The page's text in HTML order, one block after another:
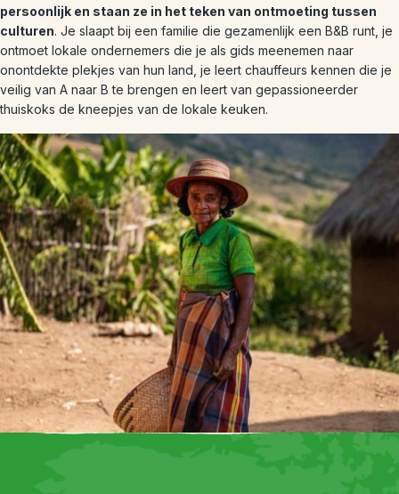
persoonlijk en staan ze in het teken van ontmoeting tussen
culturen. Je slaapt bij een familie die gezamenlijk een B&B runt, je
ontmoet lokale ondernemers die je als gids meenemen naar
onontdekte plekjes van hun land, je leert chauffeurs kennen die je
veilig van A naar B te brengen en leert van gepassioneerder
thuiskoks de kneepjes van de lokale keuken.